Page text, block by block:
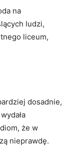
na
ludzi,
liceum,
dosadnie,
że w
nieprawdę.